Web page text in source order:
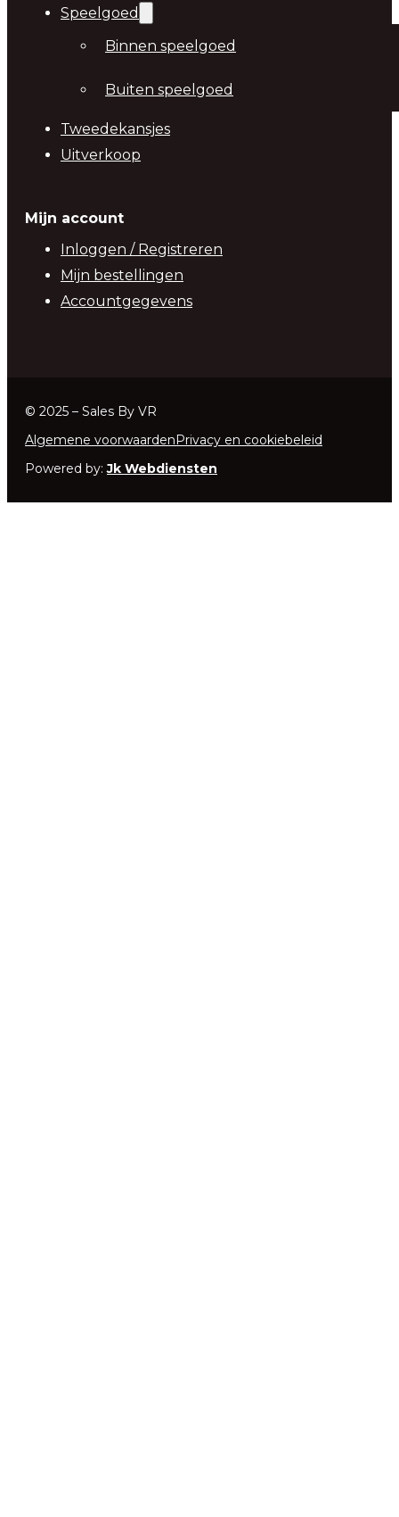
Speelgoed
Binnen speelgoed
Buiten speelgoed
Tweedekansjes
Uitverkoop
Mijn account
Inloggen / Registreren
Mijn bestellingen
Accountgegevens
© 2025 – Sales By VR
Algemene voorwaarden Privacy en cookiebeleid
Powered by:Jk Webdiensten